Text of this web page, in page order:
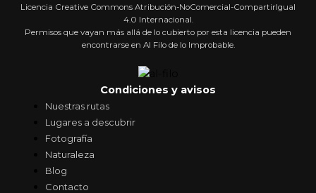
Licencia Creative Commons Atribución-NoComercial-CompartirIgual
4.0 Internacional.
Permisos que vayan más allá de lo cubierto por esta licencia pueden
encontrarse en Al Filo de lo Improbable.
Condiciones y avisos
Nuestras rutas
Lugares a descubrir
Fotografía
Naturaleza
Blog
Contacto